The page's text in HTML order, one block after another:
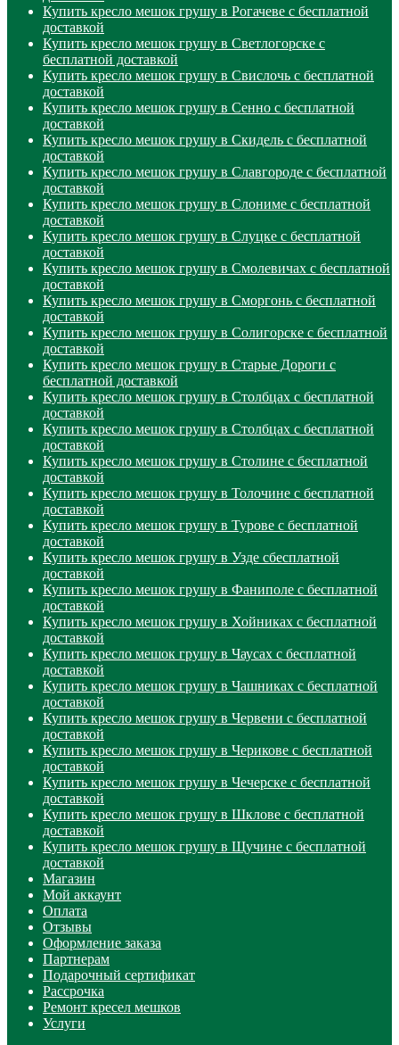
Купить кресло мешок грушу в Рогачеве с бесплатной
доставкой
Купить кресло мешок грушу в Светлогорске с
бесплатной доставкой
Купить кресло мешок грушу в Свислочь с бесплатной
доставкой
Купить кресло мешок грушу в Сенно с бесплатной
доставкой
Купить кресло мешок грушу в Скидель с бесплатной
доставкой
Купить кресло мешок грушу в Славгороде с бесплатной
доставкой
Купить кресло мешок грушу в Слониме с бесплатной
доставкой
Купить кресло мешок грушу в Слуцке с бесплатной
доставкой
Купить кресло мешок грушу в Смолевичах с бесплатной
доставкой
Купить кресло мешок грушу в Сморгонь с бесплатной
доставкой
Купить кресло мешок грушу в Солигорске с бесплатной
доставкой
Купить кресло мешок грушу в Старые Дороги с
бесплатной доставкой
Купить кресло мешок грушу в Столбцах с бесплатной
доставкой
Купить кресло мешок грушу в Столбцах с бесплатной
доставкой
Купить кресло мешок грушу в Столине с бесплатной
доставкой
Купить кресло мешок грушу в Толочине с бесплатной
доставкой
Купить кресло мешок грушу в Турове с бесплатной
доставкой
Купить кресло мешок грушу в Узде сбесплатной
доставкой
Купить кресло мешок грушу в Фаниполе с бесплатной
доставкой
Купить кресло мешок грушу в Хойниках с бесплатной
доставкой
Купить кресло мешок грушу в Чаусах с бесплатной
доставкой
Купить кресло мешок грушу в Чашниках с бесплатной
доставкой
Купить кресло мешок грушу в Червени с бесплатной
доставкой
Купить кресло мешок грушу в Черикове с бесплатной
доставкой
Купить кресло мешок грушу в Чечерске с бесплатной
доставкой
Купить кресло мешок грушу в Шклове с бесплатной
доставкой
Купить кресло мешок грушу в Щучине с бесплатной
доставкой
Магазин
Мой аккаунт
Оплата
Отзывы
Оформление заказа
Партнерам
Подарочный сертификат
Рассрочка
Ремонт кресел мешков
Услуги